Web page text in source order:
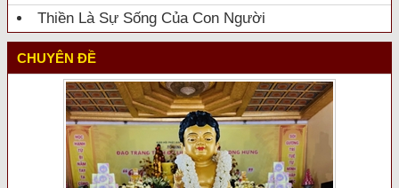
Thiền Là Sự Sống Của Con Người
CHUYÊN ĐỀ